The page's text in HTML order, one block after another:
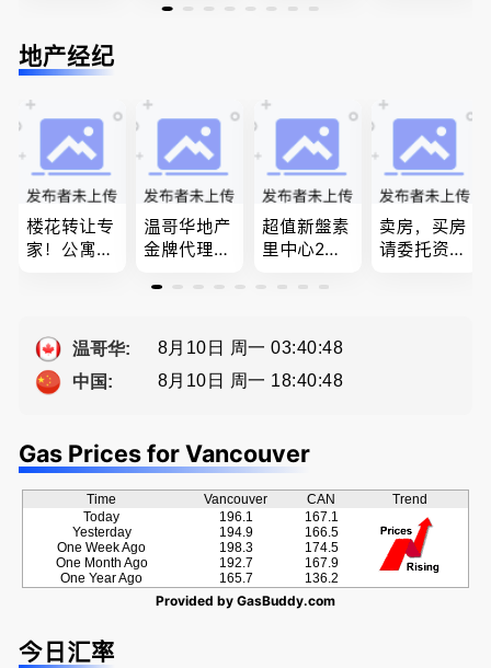
证，租务纠
纷 普通
语，列治文
陈卓律师事
务所 (ATA L
aw Corpor
ation)
务所 - 劳动
纠纷，审判
婚前协议，
买卖
律师、多语
种服务、高
效优质、助
您安心乐
业、胜劵稳
操)
地产经纪
楼花转让专
家！公寓销
案！
温哥华地产
金牌代理经
卖，建）-
恳的朋友
超值新盤素
里中心2房1
級公寓，So
-689-5519
卖房，买房
请委托资深
温哥华:
8月10日 周一 03:40:49
中国:
8月10日 周一 18:40:49
Gas Prices for Vancouver
Time Vancouver CAN
Trend
Today
Yesterday
One Week Ago
One Month Ago
One Year Ago
196.1
194.9
198.3
192.7
165.7
167.1
166.5
174.5
167.9
136.2
Provided by GasBuddy.com
今日汇率